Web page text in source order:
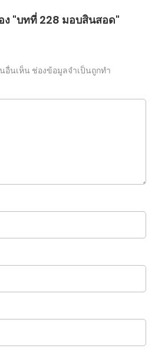
"บทที่ 228 มอบสินสอด"
อื่นเห็น ช่องข้อมูลจำเป็นถูกทำ